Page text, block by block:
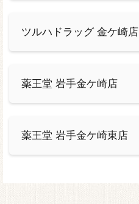
ツルハドラッグ 金ケ崎店
薬王堂 岩手金ケ崎店
薬王堂 岩手金ケ崎東店